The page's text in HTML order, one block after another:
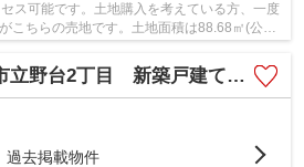
ス可能です。土地購入を考えている方、一度
こちらの売地です。土地面積は88.68㎡(公簿)
台2丁目 新築戸建て 全１棟【仲介手数料無料】
過去掲載物件